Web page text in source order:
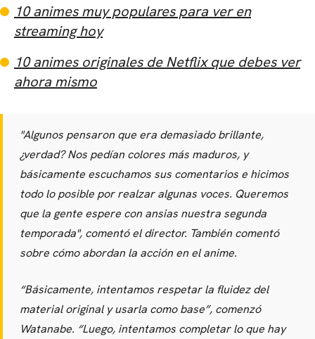
10 animes muy populares para ver en
streaming hoy
10 animes originales de Netflix que debes ver
ahora mismo
"Algunos pensaron que era demasiado brillante,
¿verdad? Nos pedían colores más maduros, y
básicamente escuchamos sus comentarios e hicimos
todo lo posible por realzar algunas voces. Queremos
que la gente espere con ansias nuestra segunda
temporada", comentó el director. También comentó
sobre cómo abordan la acción en el anime.
“Básicamente, intentamos respetar la fluidez del
material original y usarla como base”, comenzó
Watanabe. “Luego, intentamos completar lo que hay